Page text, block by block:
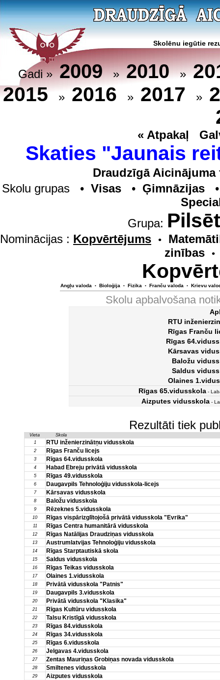
Skolēnu iegūtie
Gadi »2009»2010»
2015 » 2016 » 2017 »
« Atpakaļ
Skaties "Jaunais
Draudzīgā
Skolu grupas • Visas• Ģimnāzijas
Grupa:
Nominācijas : Kopvērtējums •
zinības
•
Angļu valoda • Bioloģija • Fizika • Franču valoda • Krievu
Skolu apbalvošana
RTU
Rīgas Franču
Rīgas
Kārsavas
Baložu
Saldus
Olaines
Rīgas 65.vidusskola -
Aizputes vidusskola-
Rezultāti tiek
Vieta
Skola
1
RTU inženierzinātņu vidusskola
2 Rīgas Franču licejs
3 Rīgas 64.vidusskola
4 Habad Ebreju privātā vidusskola
5 Rīgas 49.vidusskola
6 Daugavpils Tehnoloģiju vidusskola-licejs
7 Kārsavas vidusskola
8 Baložu vidusskola
9 Rēzeknes 5.vidusskola
10 Rīgas vispārizglītojošā privātā vidusskola "Evrika"
11 Rīgas Centra humanitārā vidusskola
12 Rīgas Natālijas Draudziņas vidusskola
13 Austrumlatvijas Tehnoloģiju vidusskola
14 Rīgas Starptautiskā skola
15 Saldus vidusskola
16 Rīgas Teikas vidusskola
17 Olaines 1.vidusskola
18 Privātā vidusskola "Patnis"
19 Daugavpils 3.vidusskola
20 Privātā vidusskola "Klasika"
21 Rīgas Kultūru vidusskola
22 Talsu Kristīgā vidusskola
23 Rīgas 84.vidusskola
24 Rīgas 34.vidusskola
25 Rīgas 6.vidusskola
26 Jelgavas 4.vidusskola
27 Zentas Mauriņas Grobiņas novada vidusskola
28 Smiltenes vidusskola
29 Aizputes vidusskola